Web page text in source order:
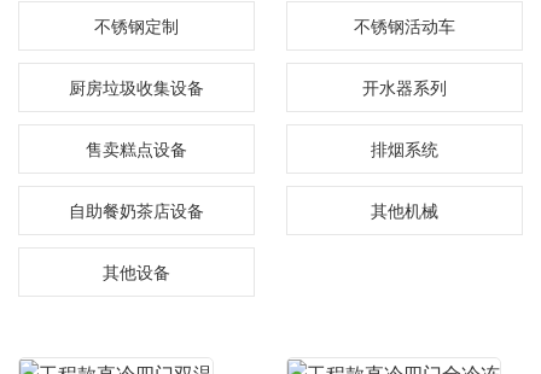
不锈钢定制 不锈钢活动车
厨房垃圾收集设备 开水器系列
售卖糕点设备 排烟系统
自助餐奶茶店设备 其他机械
其他设备